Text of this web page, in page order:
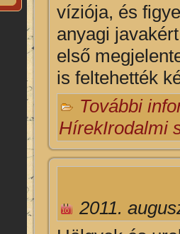
víziója, és
anyagi
első
is feltehették
További
HírekIrodalmi
2011.